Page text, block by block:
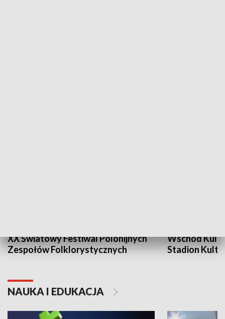
XX Światowy Festiwal Polonijnych
Zespołów Folklorystycznych
Wschód
Stadion
NAUKA I EDUKACJA